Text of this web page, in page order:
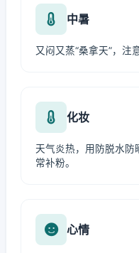
中暑
又闷又蒸“桑拿天”，注
化妆
天气炎热，用防脱水防
常补粉。
心情